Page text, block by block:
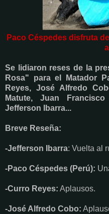
Paco Céspedes disfruta
Se lidiaron reses de la
Rosa" para el Matador
Reyes, José Alfredo
Matute, Juan
Jefferson Ibarra...
Breve Reseña:
-Jefferson Ibarra: Vuelta al
-Paco Céspedes (Perú):
-Curro Reyes: Aplausos.
-José Alfredo Cobo: